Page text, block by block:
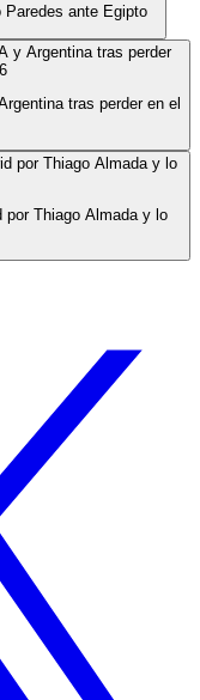
Paredes ante Egipto
tras perder en el
por Thiago Almada y lo